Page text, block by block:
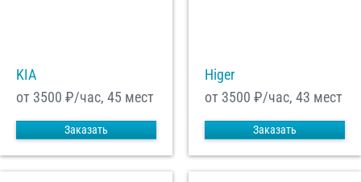
KIA
от 3500 ₽/час, 45 мест
Заказать
Higer
от 3500 ₽/час, 43 мест
Заказать
обработку моих Персональных данных